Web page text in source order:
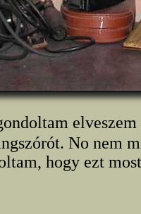
No nem
hogy ezt